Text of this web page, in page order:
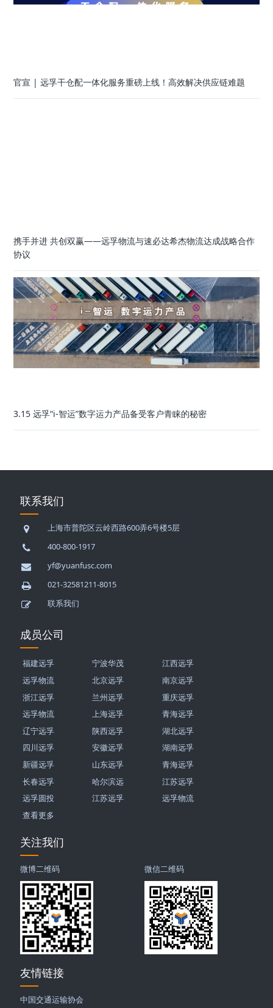
官宣 | 远孚干仓配一体化服务重磅上线！高效解决供应链难题
携手并进 共创双赢——远孚物流与速必达希杰物流达成战略合作
协议
3.15 远孚“i-智运”数字运力产品备受客户青睐的秘密
联系我们
上海市普陀区云岭西路600弄6号楼5层
400-800-1917
yf@yuanfusc.com
021-32581211-8015
联系我们
成员公司
福建远孚 宁波华茂
江西远孚
远孚物流
北京远孚
南京远孚
浙江远孚
兰州远孚
重庆远孚
远孚物流
上海远孚
青海远孚
辽宁远孚
陕西远孚
湖北远孚
四川远孚
安徽远孚
湖南远孚
新疆远孚
山东远孚
青海远孚
长春远孚
哈尔滨远
江苏远孚
远孚圆投
江苏远孚
远孚物流
查看更多
关注我们
微博二维码 微信二维码
友情链接
中国交通运输协会